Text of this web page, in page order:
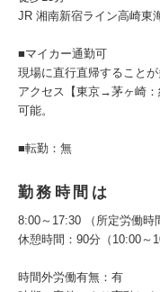
JR 湘南新宿ライン高崎東
■マイカー通勤可
現場に直行直帰すること
アクセス【東京→茅ヶ崎
可能。
■転勤：無
勤務時間は
8:00～17:30 （所定労働時
休憩時間：90分（10:00～
時間外労働有無：有